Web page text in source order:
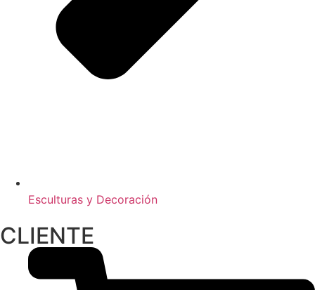
Esculturas y Decoración
CLIENTE